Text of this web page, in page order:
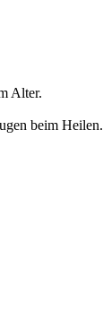
Alter.
beim Heilen.